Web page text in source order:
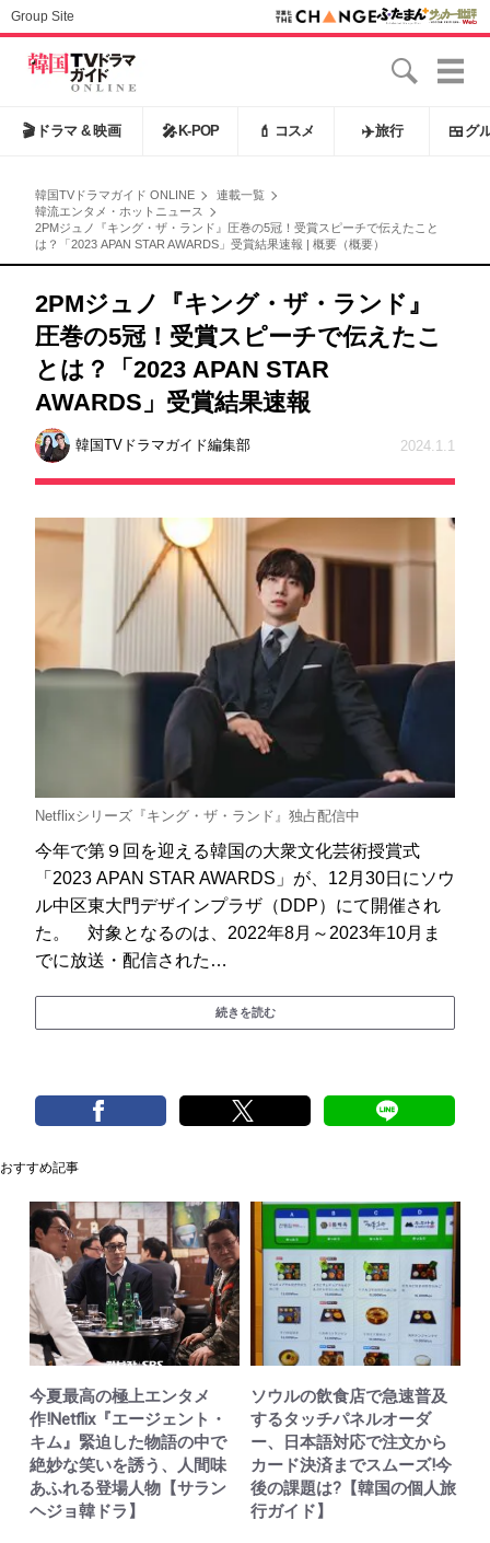
Group Site
🎬 ドラマ & 映画 🎤 K-POP 💄 コスメ ✈️旅行 🍱 グ
韓国TVドラマガイド ONLINE
連載一覧
韓流エンタメ・ホットニュース
2PMジュノ『キング・ザ・ランド』圧巻の5冠！受賞スピーチで伝えたこと
は？「2023 APAN STAR AWARDS」受賞結果速報 | 概要（概要）
2PMジュノ『キング・ザ・ランド』
圧巻の5冠！受賞スピーチで伝えたこ
とは？「2023 APAN STAR
AWARDS」受賞結果速報
韓国TVドラマガイド編集部 2024.1.1
Netflixシリーズ『キング・ザ・ランド』独占配信中
今年で第９回を迎える韓国の大衆文化芸術授賞式
「2023 APAN STAR AWARDS」が、12月30日にソウ
ル中区東大門デザインプラザ（DDP）にて開催され
た。 対象となるのは、2022年8月～2023年10月ま
でに放送・配信された…
続きを読む
おすすめ記事
今夏最高の極上エンタメ
作!Netflix『エージェント・
キム』緊迫した物語の中で
絶妙な笑いを誘う、人間味
あふれる登場人物【サラン
ヘジョ韓ドラ】
ソウルの飲食店で急速普及
するタッチパネルオーダ
ー、日本語対応で注文から
カード決済までスムーズ!今
後の課題は?【韓国の個人旅
行ガイド】